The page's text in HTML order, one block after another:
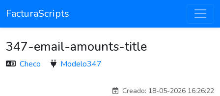
FacturaScripts
347-email-amounts-title
Checo Modelo347
Creado: 18-05-2026 16:26:22